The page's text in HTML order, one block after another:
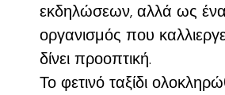
εκδηλώσεων, αλλά ως
οργανισμός που
δίνει προοπτική.
Το φετινό ταξίδι